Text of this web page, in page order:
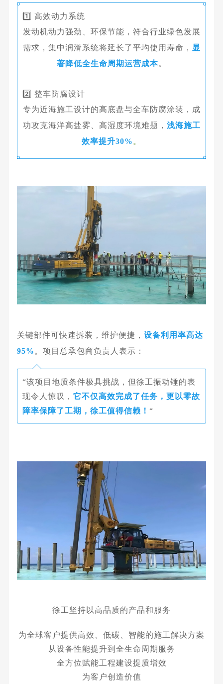
1️⃣ 高效动力系统
发动机动力强劲、环保节能，符合行业绿色发展
需求， 集中润滑系统将延长了平均使用寿命， 显
著降低全生命周期运营成本。
2️⃣ 整车防腐设计
专为近海施工设计的高底盘与全车防腐涂装，成
功攻克海洋高盐雾、高湿度环境难题， 浅海施工
效率提升30% 。
关键部件可快速拆装，维护便捷， 设备利用率高达
95% 。项目总承包商负责人表示：
“该项目地质条件极具挑战，但徐工振动锤的表
现令人惊叹， 它不仅高效完成了任务，更以零故
障率保障了工期，徐工值得信赖！ “
徐工坚持以高品质的产品和服务
为全球客户提供高效、低碳、智能的施工解决方案
从设备性能提升到全生命周期服务
全方位赋能工程建设提质增效
为客户创造价值